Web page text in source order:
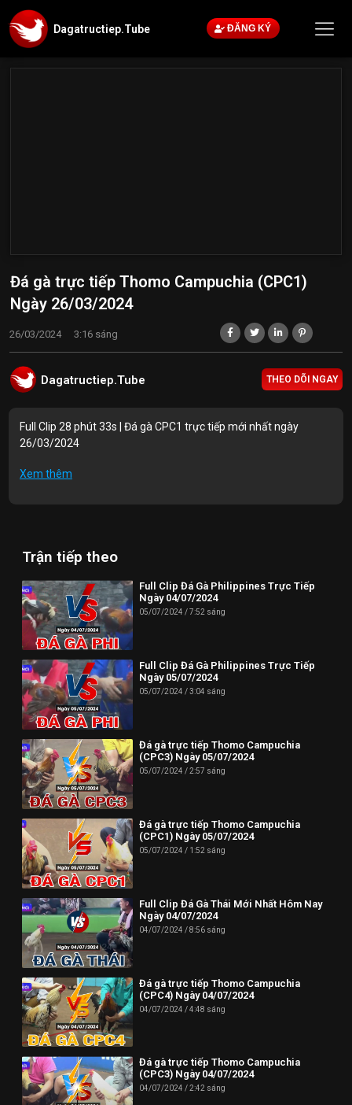
Dagatructiep.Tube ĐĂNG KÝ
Đá gà trực tiếp Thomo Campuchia (CPC1)
Ngày 26/03/2024
26/03/2024 3:16 sáng
Dagatructiep.Tube THEO DÕI NGAY
Full Clip 28 phút 33s | Đá gà CPC1 trực tiếp mới nhất ngày
26/03/2024
Mục lục Video:
11:28 | Trận 3: A.Sơn L.An (1440g) vs A.Mỏ (1410g)
24:34 | A.Sen (1520g) vs A.Mỏ (1520g)
23:45 | Trận 5: A.Thầy (2700g) vs A.Vinh Đ.Nai (2610g)
Thông tin liên hệ:
Website: https://dagatructiep.tube/
Email:info@dagatructiep.tube
Phone: (024) 62730234
Địa chỉ: HUD3 Tower, 121-123 Đ. Tô Hiệu, P. Nguyễn Trãi, Hà
Đông, Hà Nội 100000, Việt Nam
--------------------------//----------------------
✪ Đừng quên Bấn vào đăng ký Dagatructiep.Tube để cập nhật
những Video đá gà trực tiếp - Đá gà Thomo - Đá gà Campuchia
mới nhất hôm nay!
--------------------------//----------------------
© Bản quyền thuộc về Dagatructiep.Tube
© Mọi thông tin bản quyền hay khiếu nại liên hệ :
info@dagatructiep.tube
Xem thêm
Trận tiếp theo
Full Clip Đá Gà Philippines Trực Tiếp
Ngày 04/07/2024
05/07/2024 7:52 sáng
Full Clip Đá Gà Philippines Trực Tiếp
Ngày 05/07/2024
05/07/2024 3:04 sáng
Đá gà trực tiếp Thomo Campuchia
(CPC3) Ngày 05/07/2024
05/07/2024 2:57 sáng
Đá gà trực tiếp Thomo Campuchia
(CPC1) Ngày 05/07/2024
05/07/2024 1:52 sáng
Full Clip Đá Gà Thái Mới Nhất Hôm Nay
Ngày 04/07/2024
04/07/2024 8:56 sáng
Đá gà trực tiếp Thomo Campuchia
(CPC4) Ngày 04/07/2024
04/07/2024 4:48 sáng
Đá gà trực tiếp Thomo Campuchia
(CPC3) Ngày 04/07/2024
04/07/2024 2:42 sáng